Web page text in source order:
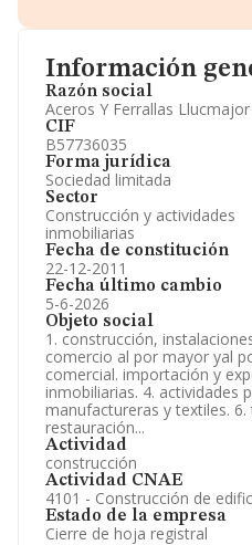
Información
Razón social
Aceros Y Ferrallas Llucmajor
CIF
B57736035
Forma jurídica
Sociedad limitada
Sector
Construcción y actividades
inmobiliarias
Fecha de constitución
22-12-2011
Fecha último cambio
5-6-2026
Objeto social
1. construcción,
comercio al por mayor yal
comercial. importación y
inmobiliarias. 4. actividades
manufactureras y textiles.
restauración...
Actividad
construcción
Actividad CNAE
4101 - Construcción de
Estado de la empresa
Cierre de hoja registral
Información oficial y